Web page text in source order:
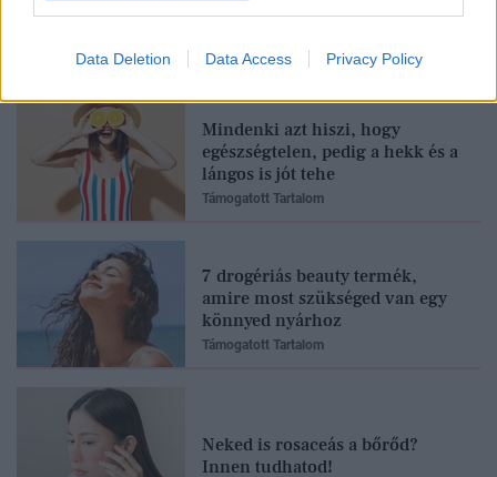
Data Deletion Data Access Privacy Policy
Mindenki azt hiszi, hogy
egészségtelen, pedig a hekk és a
lángos is jót tehe
Támogatott Tartalom
7 drogériás beauty termék,
amire most szükséged van egy
könnyed nyárhoz
Támogatott Tartalom
Neked is rosaceás a bőrőd?
Innen tudhatod!